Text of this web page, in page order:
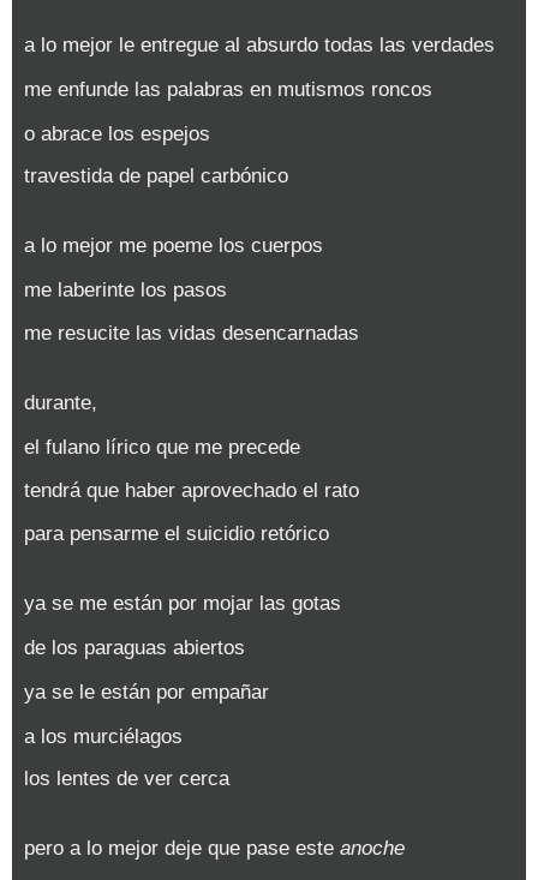
a lo mejor le entregue al absurdo todas las verdades
me enfunde las palabras en mutismos roncos
o abrace los espejos
travestida de papel carbónico
a lo mejor me poeme los cuerpos
me laberinte los pasos
me resucite las vidas desencarnadas
durante,
el fulano lírico que me precede
tendrá que haber aprovechado el rato
para pensarme el suicidio retórico
ya se me están por mojar las gotas
de los paraguas abiertos
ya se le están por empañar
a los murciélagos
los lentes de ver cerca
pero a lo mejor deje que pase este anoche